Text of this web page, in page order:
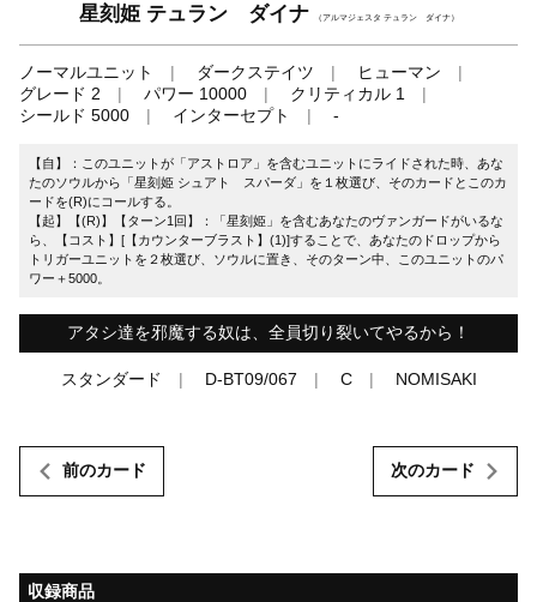
星刻姫 テュラン゠ダイナ （アルマジェスタ テュラン゠ダイナ）
ノーマルユニット ダークステイツ
ヒューマン
グレード 2
パワー 10000
クリティカル 1
シールド 5000
インターセプト -
【自】：このユニットが「アストロア」を含むユニットにライドされた時、あな
たのソウルから「星刻姫 シュアト゠スパーダ」を１枚選び、そのカードとこのカ
ードを(R)にコールする。
【起】【(R)】【ターン1回】：「星刻姫」を含むあなたのヴァンガードがいるな
ら、【コスト】[【カウンターブラスト】(1)]することで、あなたのドロップから
トリガーユニットを２枚選び、ソウルに置き、そのターン中、このユニットのパ
ワー＋5000。
アタシ達を邪魔する奴は、全員切り裂いてやるから！
スタンダード D-BT09/067 C NOMISAKI
前のカード 次のカード
収録商品